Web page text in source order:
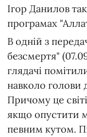
Ігор Данилов
програмах
В одній з
безсмертя"
глядачі
навколо голови
Причому це
якщо опустити
певним кутом.